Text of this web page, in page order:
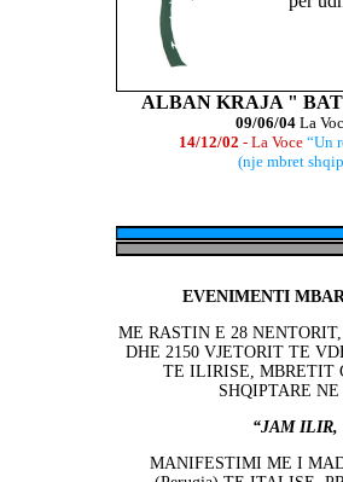
ALBAN KRAJA "
09/06/04 La
14/12/02 - La Voce“Un
(nje mbret
EVENIMENTI
ME RASTIN E 28
DHE 2150 VJETORIT TE
TE ILIRISE, MBRETIT
SHQIPTARE
“JAM ILIR,
MANIFESTIMI ME I